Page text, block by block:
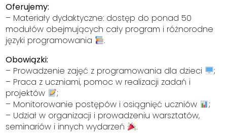
Oferujemy:
– Materiały dydaktyczne: dostęp do ponad 50
modułów obejmujących cały program i różnorodne
języki programowania
.
Obowiązki:
– Prowadzenie zajęć z programowania dla dzieci
;
– Praca z uczniami, pomoc w realizacji zadań i
projektów
;
– Monitorowanie postępów i osiągnięć uczniów
;
– Udział w organizacji i prowadzeniu warsztatów,
seminariów i innych wydarzeń
.